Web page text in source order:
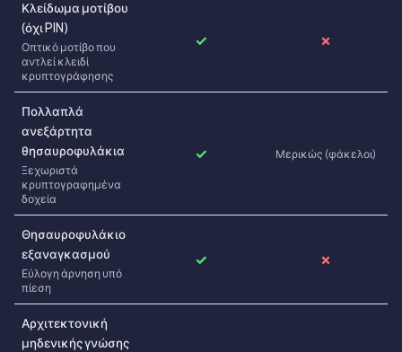
Κλείδωμα μοτίβου
(όχι PIN)
Οπτικό μοτίβο που
αντλεί κλειδί
κρυπτογράφησης
✓ ✗
Πολλαπλά
ανεξάρτητα
θησαυροφυλάκια
Ξεχωριστά
κρυπτογραφημένα
δοχεία
✓ Μερικώς (φάκελοι)
Θησαυροφυλάκιο
εξαναγκασμού
Εύλογη άρνηση υπό
πίεση
✓ ✗
Αρχιτεκτονική
μηδενικής γνώσης